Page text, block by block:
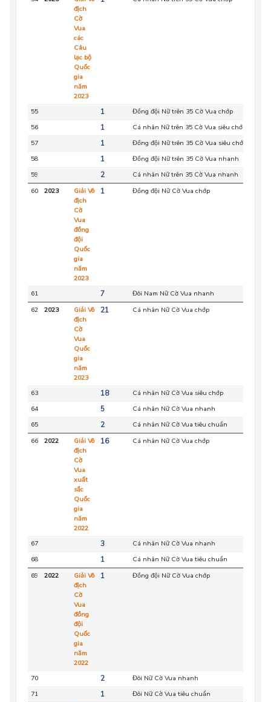
địch
Cờ
Vua
các
Câu
lạc bộ
Quốc
gia
năm
2023
55 1 Đồng đội Nữ trên 35 Cờ Vua chớp
56
1 Cá nhân Nữ trên 35 Cờ Vua siêu chớp
57
1 Đồng đội Nữ trên 35 Cờ Vua siêu chớp
58
1 Đồng đội Nữ trên 35 Cờ Vua nhanh
59
2 Cá nhân Nữ trên 35 Cờ Vua nhanh
60
2023
Giải Vô
địch
Cờ
Vua
đồng
đội
Quốc
gia
năm
2023
1 Đồng đội Nữ Cờ Vua chớp
61 7 Đôi Nam Nữ Cờ Vua nhanh
62
2023
Giải Vô
địch
Cờ
Vua
Quốc
gia
năm
2023
21 Cá nhân Nữ Cờ Vua chớp
63 18 Cá nhân Nữ Cờ Vua siêu chớp
64
5 Cá nhân Nữ Cờ Vua nhanh
65
2 Cá nhân Nữ Cờ Vua tiêu chuẩn
66
2022
Giải Vô
địch
Cờ
Vua
xuất
sắc
Quốc
gia
năm
2022
16 Cá nhân Nữ Cờ Vua chớp
67 3 Cá nhân Nữ Cờ Vua nhanh
68
1 Cá nhân Nữ Cờ Vua tiêu chuẩn
69
2022
Giải Vô
địch
Cờ
Vua
đồng
đội
Quốc
gia
năm
2022
1 Đồng đội Nữ Cờ Vua chớp
70 2 Đôi Nữ Cờ Vua nhanh
71
1 Đôi Nữ Cờ Vua tiêu chuẩn